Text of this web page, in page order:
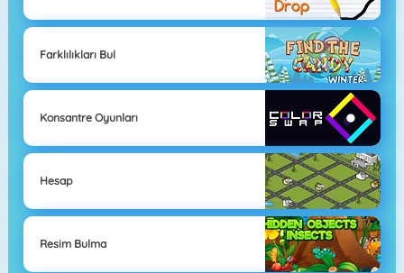
Farklılıkları Bul
Konsantre Oyunları
Hesap
Resim Bulma